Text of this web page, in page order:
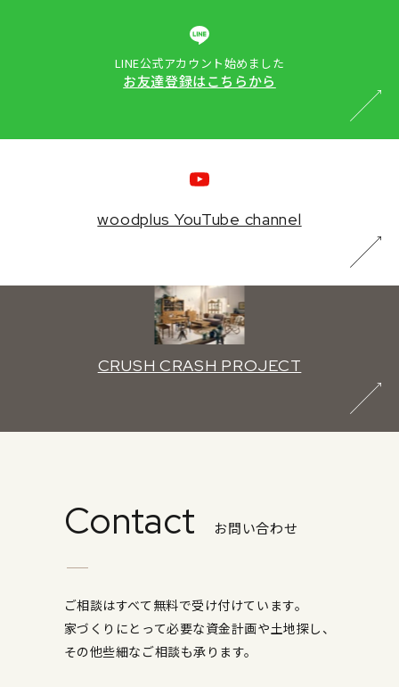
LINE公式アカウント始めました
お友達登録はこちらから
woodplus YouTube channel
CRUSH CRASH PROJECT
Contact お問い合わせ
ご相談はすべて無料で受け付けています。
家づくりにとって必要な資金計画や土地探し、
その他些細なご相談も承ります。